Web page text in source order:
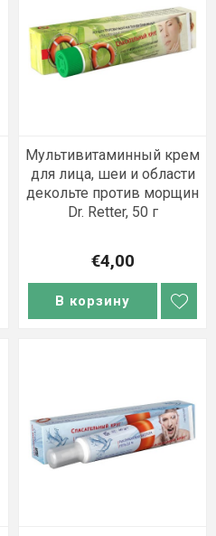
Мультивитаминный крем
для лица, шеи и области
декольте против морщин
Dr. Retter, 50 г
€4,00
В корзину